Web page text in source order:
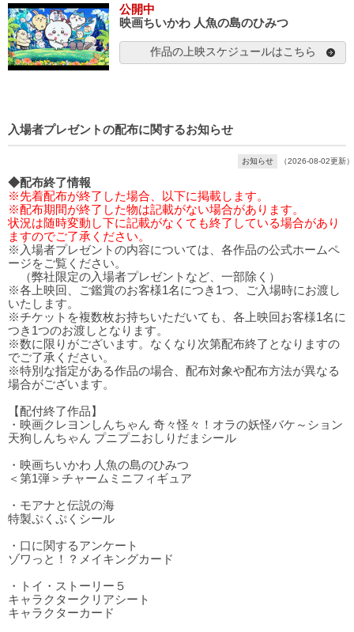
公開中
映画ちいかわ 人魚の島のひみつ
作品の上映スケジュールはこちら
入場者プレゼントの配布に関するお知らせ
お知らせ （2026-08-02更新）
◆配布終了情報
※先着配布が終了した場合、以下に掲載します。
※配布期間が終了した物は記載がない場合があります。
状況は随時変動し下に記載がなくても終了している場合があり
ますのでご了承ください。
※入場者プレゼントの内容については、各作品の公式ホームペ
ージをご覧ください。
（弊社限定の入場者プレゼントなど、一部除く）
※各上映回、ご鑑賞のお客様1名につき1つ、ご入場時にお渡し
いたします。
※チケットを複数枚お持ちいただいても、各上映回お客様1名に
つき1つのお渡しとなります。
※数に限りがございます。なくなり次第配布終了となりますの
でご了承ください。
※特別な指定がある作品の場合、配布対象や配布方法が異なる
場合がございます。
【配付終了作品】
・映画クレヨンしんちゃん 奇々怪々！オラの妖怪バケ～ション
天狗しんちゃん プニプニおしりだまシール
・映画ちいかわ 人魚の島のひみつ
＜第1弾＞チャームミニフィギュア
・モアナと伝説の海
特製ぷくぷくシール
・口に関するアンケート
ゾワっと！？メイキングカード
・トイ・ストーリー５
キャラクタークリアシート
キャラクターカード